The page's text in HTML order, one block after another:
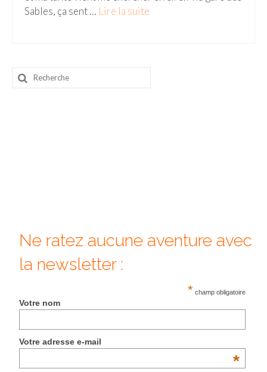
Beijing
Kyoto
Mont Fuji
Malaisie
Sables, ça sent … Lire la suite­­
Rechercher
:
Ne ratez aucune aventure avec
la newsletter :
* champ obligatoire
Votre nom
Votre adresse e-mail
*